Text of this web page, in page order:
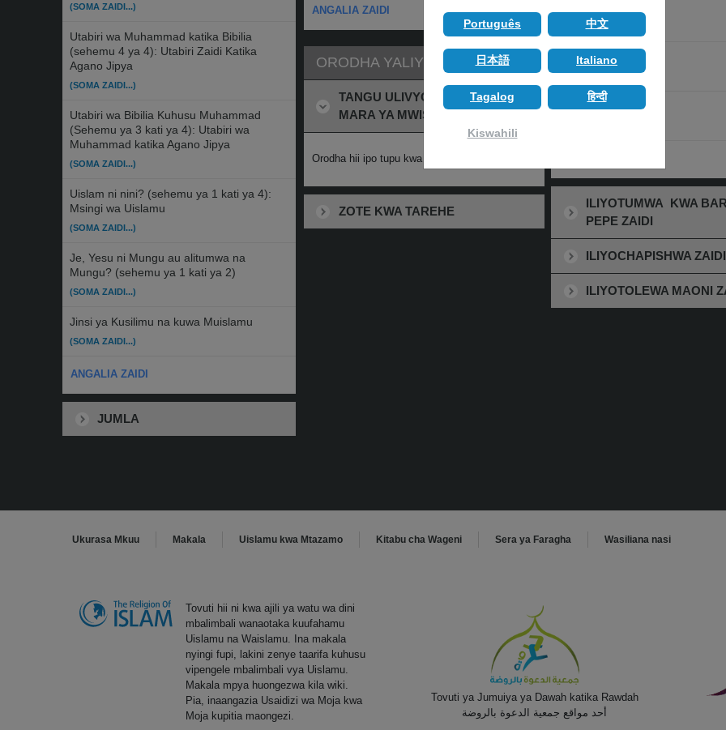
(SOMA ZAIDI...)
Utabiri wa Muhammad katika Bibilia
(sehemu 4 ya 4): Utabiri Zaidi Katika
Agano Jipya
(SOMA ZAIDI...)
Utabiri wa Bibilia Kuhusu Muhammad
(Sehemu ya 3 kati ya 4): Utabiri wa
Muhammad katika Agano Jipya
(SOMA ZAIDI...)
Uislam ni nini? (sehemu ya 1 kati ya 4):
Msingi wa Uislamu
(SOMA ZAIDI...)
Je, Yesu ni Mungu au alitumwa na
Mungu? (sehemu ya 1 kati ya 2)
(SOMA ZAIDI...)
Jinsi ya Kusilimu na kuwa Muislamu
(SOMA ZAIDI...)
ANGALIA ZAIDI
JUMLA
ANGALIA ZAIDI
ORODHA YALIYOMO
TANGU ULIVYO TEMBELEA
MARA YA MWISHO
Orodha hii ipo tupu kwa sasa.
ZOTE KWA TAREHE
(SOMA ZAIDI...)
Mungu yuko wapi?
(SOMA ZAIDI...)
Dhambi ya Asili
ILIYOTUMWA KWA
PEPE ZAIDI
ILIYOCHAPISHWA ZAIDI
ILIYOTOLEWA MAONI
Ukurasa Mkuu Makala Uislamu kwa Mtazamo Kitabu cha Wageni Sera ya Faragha Wasiliana nasi
Tovuti hii ni kwa ajili ya watu wa dini
mbalimbali wanaotaka kuufahamu
Uislamu na Waislamu. Ina makala
nyingi fupi, lakini zenye taarifa kuhusu
vipengele mbalimbali vya Uislamu.
Makala mpya huongezwa kila wiki.
Pia, inaangazia Usaidizi wa Moja kwa
Moja kupitia maongezi.
Tovuti ya Jumuiya ya Dawah katika Rawdah
أحد مواقع جمعية الدعوة بالروضة
Português 中文
日本語 Italiano
Tagalog हिन्दी
Kiswahili